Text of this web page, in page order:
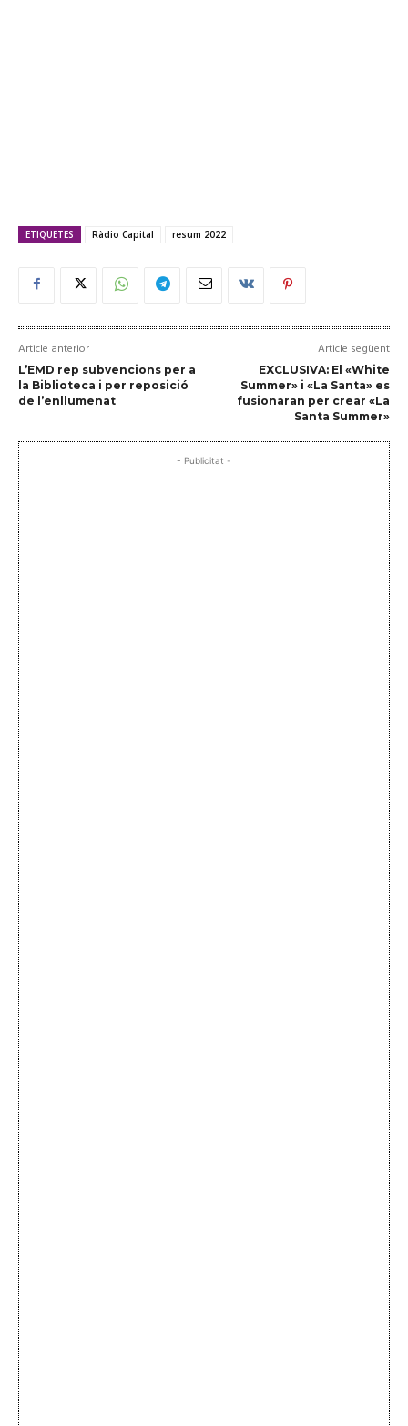
ETIQUETES Ràdio Capital resum 2022
Article anterior
L’EMD rep subvencions per a
la Biblioteca i per reposició
de l’enllumenat
Article següent
EXCLUSIVA: El «White
Summer» i «La Santa» es
fusionaran per crear «La
Santa Summer»
- Publicitat -